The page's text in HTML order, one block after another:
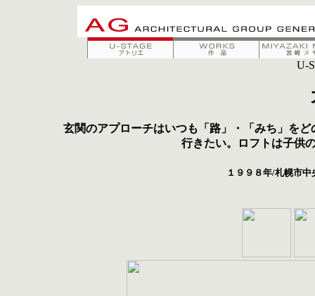
玄関のアプローチはいつも「路」・「みち」を
行きたい。ロフトは子供
１９９８年/札幌市